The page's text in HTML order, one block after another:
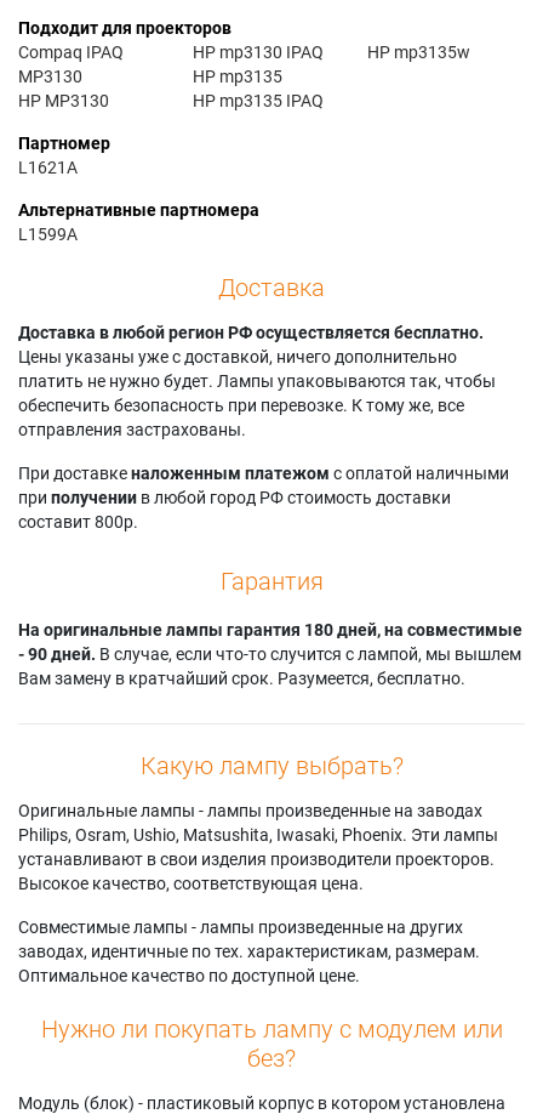
Подходит для проекторов
Compaq IPAQ
MP3130
HP MP3130
HP mp3130 IPAQ
HP mp3135
HP mp3135 IPAQ
HP mp3135w
Партномер
L1621A
Альтернативные партномера
L1599A
Доставка
Доставка в любой регион РФ осуществляется бесплатно.
Цены указаны уже с доставкой, ничего дополнительно
платить не нужно будет. Лампы упаковываются так, чтобы
обеспечить безопасность при перевозке. К тому же, все
отправления застрахованы.
При доставкеналоженным платежом с оплатой наличными
при получении в любой город РФ стоимость доставки
составит 800р.
Гарантия
На оригинальные лампы гарантия 180 дней, на совместимые
- 90 дней. В случае, если что-то случится с лампой, мы вышлем
Вам замену в кратчайший срок. Разумеется, бесплатно.
Какую лампу выбрать?
Оригинальные лампы - лампы произведенные на заводах
Philips, Osram, Ushio, Matsushita, Iwasaki, Phoenix. Эти лампы
устанавливают в свои изделия производители проекторов.
Высокое качество, соответствующая цена.
Совместимые лампы - лампы произведенные на других
заводах, идентичные по тех. характеристикам, размерам.
Оптимальное качество по доступной цене.
Нужно ли покупать лампу с модулем или
без?
Модуль (блок) - пластиковый корпус в котором установлена